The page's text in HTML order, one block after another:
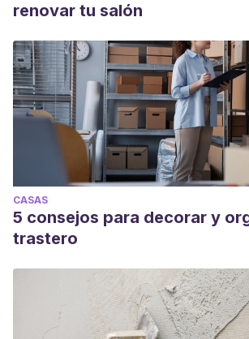
renovar tu salón
CASAS
5 consejos para decorar y
trastero